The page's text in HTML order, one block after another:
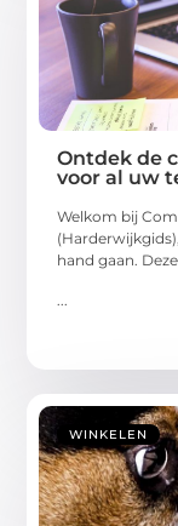
Ontdek de
voor al uw
Welkom bij
hand gaan. Deze
WINKELEN